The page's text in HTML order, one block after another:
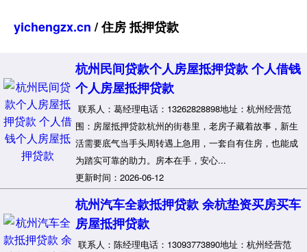
yichengzx.cn / 住房 抵押贷款
杭州民间贷款个人房屋抵押贷款 个人借钱
个人房屋抵押贷款
联系人：葛经理电话：13262828898地址：杭州经营范
围：房屋抵押贷款杭州的街巷里，老房子藏着故事，新生
活需要底气当手头周转遇上急用，一套自有住房，也能成
为踏实可靠的助力。房本在手，安心...
更新时间：2026-06-12
杭州汽车全款抵押贷款 余杭垫资买房买车
房屋抵押贷款
联系人：陈经理电话：13093773890地址：杭州经营范